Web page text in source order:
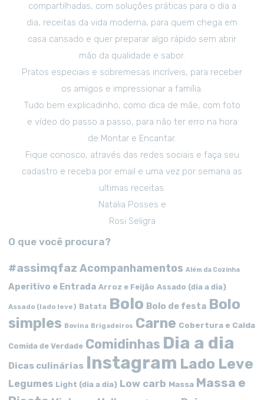
compartilhadas, com soluções práticas para o dia a
dia, receitas da vida moderna, para quem chega em
casa cansado e quer preparar algo rápido sem abrir
mão da qualidade e sabor.
Pratos especiais e sobremesas incríveis, para receber
os amigos e impressionar a família.
Tudo bem explicadinho, como dica de mãe, com foto
e vídeo do passo a passo, para não ter erro na hora
de Montar e Encantar.
Fique conosco, através das redes sociais e faça seu
cadastro e receba por email e uma vez por semana as
ultimas receitas.
Natalia Posses e
Rosi Seligra
O que você procura?
#assimqfaz Acompanhamentos Além da Cozinha
Aperitivo e Entrada Arroz e Feijão Assado (dia a dia)
Assado (lado leve) Batata Bolo Bolo de festa Bolo
simples Bovina Brigadeiros Carne Cobertura e Calda
Comida de Verdade Comidinhas Dia a dia
Dicas culinárias Instagram Lado Leve
Legumes Light (dia a dia) Low carb Massa Massa e